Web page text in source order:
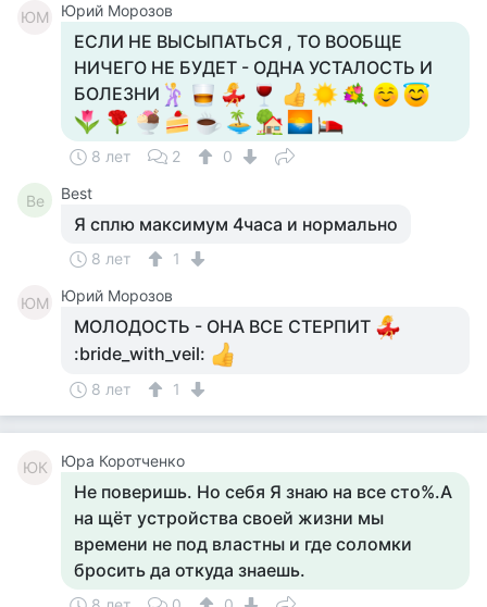
ЮМ Юрий Морозов
ЕСЛИ НЕ ВЫСЫПАТЬСЯ , ТО ВООБЩЕ
НИЧЕГО НЕ БУДЕТ - ОДНА УСТАЛОСТЬ И
БОЛЕЗНИ
8 лет 2 0
Be Best
Я сплю максимум 4часа и нормально
8 лет 1
ЮМ Юрий Морозов
МОЛОДОСТЬ - ОНА ВСЕ СТЕРПИТ
:bride_with_veil:
8 лет 1
ЮК Юра Коротченко
Не поверишь. Но себя Я знаю на все сто%.А
на щёт устройства своей жизни мы
времени не под властны и где соломки
бросить да откуда знаешь.